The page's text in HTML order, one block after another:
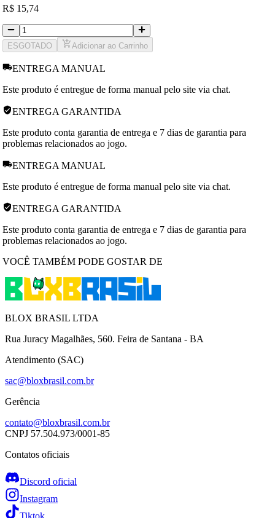
R$ 15,74
ESGOTADO Adicionar ao Carrinho
ENTREGA MANUAL
Este produto é entregue de forma manual pelo site via chat.
ENTREGA GARANTIDA
Este produto conta garantia de entrega e 7 dias de garantia para
problemas relacionados ao jogo.
ENTREGA MANUAL
Este produto é entregue de forma manual pelo site via chat.
ENTREGA GARANTIDA
Este produto conta garantia de entrega e 7 dias de garantia para
problemas relacionados ao jogo.
VOCÊ TAMBÉM PODE GOSTAR DE
BLOX BRASIL LTDA
Rua Juracy Magalhães, 560. Feira de Santana - BA
Atendimento (SAC)
sac@bloxbrasil.com.br
Gerência
contato@bloxbrasil.com.br
CNPJ 57.504.973/0001-85
Contatos oficiais
Discord oficial
Instagram